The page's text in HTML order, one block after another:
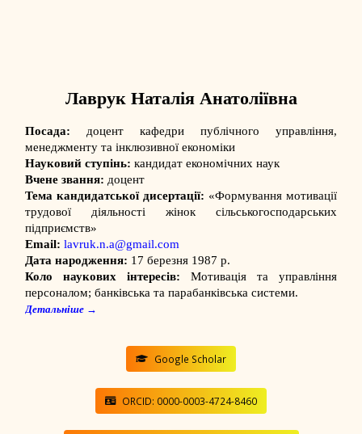
Лаврук Наталія Анатоліївна
Посада: доцент кафедри публічного управління,
менеджменту та інклюзивної економіки
Науковий ступінь: кандидат економічних наук
Вчене звання: доцент
Тема кандидатської дисертації: «Формування мотивації
трудової діяльності жінок сільськогосподарських
підприємств»
Email: lavruk.n.a@gmail.com
Дата народження: 17 березня 1987 р.
Коло наукових інтересів: Мотивація та управління
персоналом; банківська та парабанківська системи.
Детальніше →
Google Scholar
ORCID: 0000-0003-4724-8460